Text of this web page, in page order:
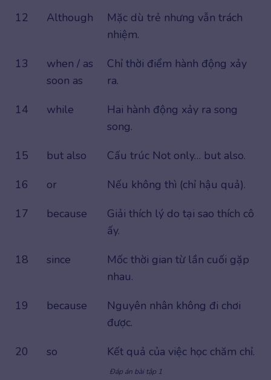
12 Although
Mặc dù trẻ nhưng vẫn trách
nhiệm.
13
when / as
soon as
Chỉ thời điểm hành động xảy
ra.
14
while
Hai hành động xảy ra song
song.
15
but also
Cấu trúc Not only… but also.
16
or
Nếu không thì (chỉ hậu quả).
17
because
Giải thích lý do tại sao thích cô
ấy.
18
since
Mốc thời gian từ lần cuối gặp
nhau.
19
because
Nguyên nhân không đi chơi
được.
20
so Kết quả của việc học chăm chỉ.
Đáp án bài tập 1